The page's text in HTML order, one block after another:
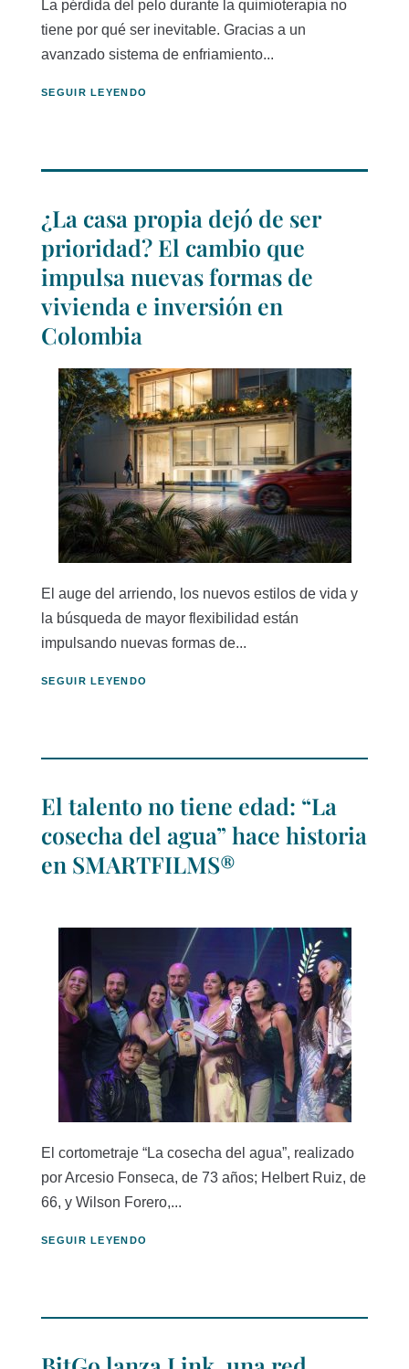
La pérdida del pelo durante la quimioterapia no
tiene por qué ser inevitable. Gracias a un
avanzado sistema de enfriamiento...
SEGUIR LEYENDO
¿La casa propia dejó de ser
prioridad? El cambio que
impulsa nuevas formas de
vivienda e inversión en
Colombia
El auge del arriendo, los nuevos estilos de vida y
la búsqueda de mayor flexibilidad están
impulsando nuevas formas de...
SEGUIR LEYENDO
El talento no tiene edad: “La
cosecha del agua” hace historia
en SMARTFILMS®
El cortometraje “La cosecha del agua”, realizado
por Arcesio Fonseca, de 73 años; Helbert Ruiz, de
66, y Wilson Forero,...
SEGUIR LEYENDO